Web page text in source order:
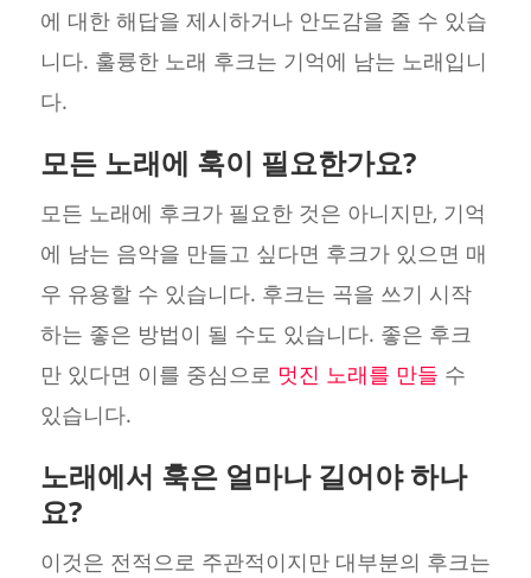
에 대한 해답을 제시하거나 안도감을 줄 수 있습
니다. 훌륭한 노래 후크는 기억에 남는 노래입니
다.
모든 노래에 훅이 필요한가요?
모든 노래에 후크가 필요한 것은 아니지만, 기억
에 남는 음악을 만들고 싶다면 후크가 있으면 매
우 유용할 수 있습니다. 후크는 곡을 쓰기 시작
하는 좋은 방법이 될 수도 있습니다. 좋은 후크
만 있다면 이를 중심으로 멋진 노래를 만들 수
있습니다.
노래에서 훅은 얼마나 길어야 하나
요?
이것은 전적으로 주관적이지만 대부분의 후크는